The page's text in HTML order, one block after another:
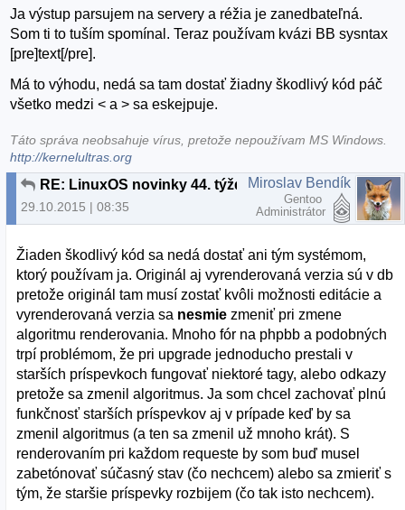
Ja výstup parsujem na servery a réžia je zanedbateľná.
Som ti to tuším spomínal. Teraz používam kvázi BB sysntax
[pre]text[/pre].
Má to výhodu, nedá sa tam dostať žiadny škodlivý kód páč
všetko medzi < a > sa eskejpuje.
Táto správa neobsahuje vírus, pretože nepoužívam MS Windows.
http://kernelultras.org
RE: LinuxOS novinky 44. týždeň 2015
29.10.2015 | 08:35
Miroslav Bendík
Gentoo
Administrátor
Žiaden škodlivý kód sa nedá dostať ani tým systémom,
ktorý používam ja. Originál aj vyrenderovaná verzia sú v db
pretože originál tam musí zostať kvôli možnosti editácie a
vyrenderovaná verzia sa nesmie zmeniť pri zmene
algoritmu renderovania. Mnoho fór na phpbb a podobných
trpí problémom, že pri upgrade jednoducho prestali v
starších príspevkoch fungovať niektoré tagy, alebo odkazy
pretože sa zmenil algoritmus. Ja som chcel zachovať plnú
funkčnosť starších príspevkov aj v prípade keď by sa
zmenil algoritmus (a ten sa zmenil už mnoho krát). S
renderovaním pri každom requeste by som buď musel
zabetónovať súčasný stav (čo nechcem) alebo sa zmieriť s
tým, že staršie príspevky rozbijem (čo tak isto nechcem).